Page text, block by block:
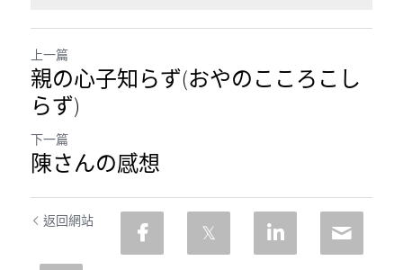
上一篇
親の心子知らず(おやのこころこし
らず)
下一篇
陳さんの感想
返回網站